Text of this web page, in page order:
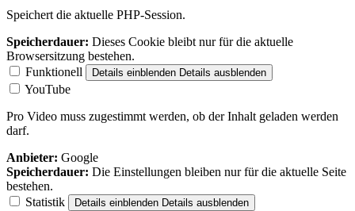
Speichert die aktuelle PHP-Session.
Speicherdauer: Dieses Cookie bleibt nur für die aktuelle
Browsersitzung bestehen.
Funktionell
Details einblenden Details ausblenden
YouTube
Pro Video muss zugestimmt werden, ob der Inhalt geladen werden
darf.
Anbieter: Google
Speicherdauer: Die Einstellungen bleiben nur für die aktuelle Seite
bestehen.
Statistik
Details einblenden Details ausblenden